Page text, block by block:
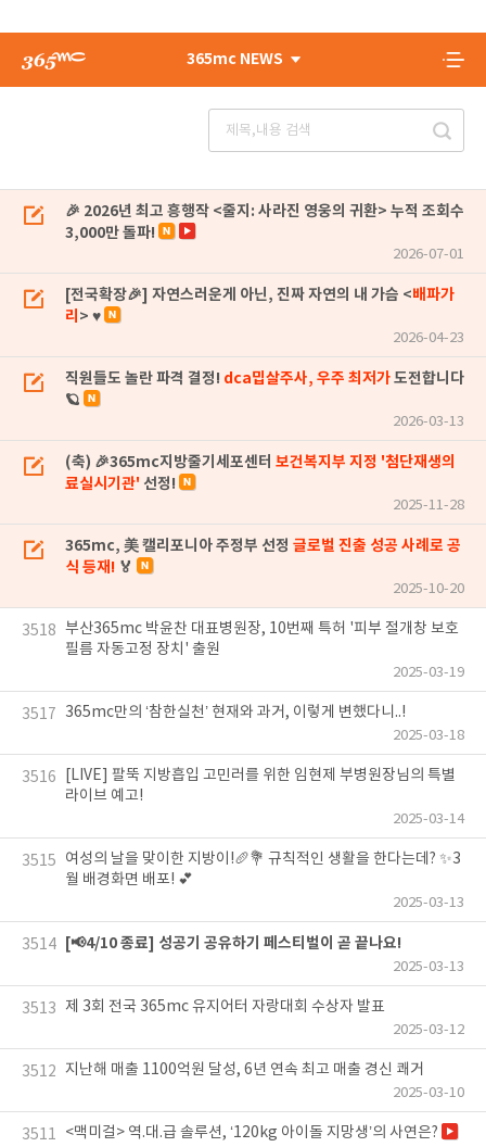
365mc NEWS
🎉 2026년 최고 흥행작 <줄지: 사라진 영웅의 귀환> 누적 조회수
3,000만 돌파!
2026-07-01
[전국확장🎉] 자연스러운게 아닌, 진짜 자연의 내 가슴 <배파가
리 > ♥
2026-04-23
직원들도 놀란 파격 결정! dca밉살주사, 우주 최저가도전합니다
🪐
2026-03-13
(축) 🎉365mc지방줄기세포센터 보건복지부 지정 '첨단재생의
료실시기관' 선정!
2025-11-28
365mc, 美 캘리포니아 주정부 선정 글로벌 진출 성공 사례로 공
식 등재! 🏅
2025-10-20
3518 부산365mc 박윤찬 대표병원장, 10번째 특허 '피부 절개창 보호
필름 자동고정 장치' 출원
2025-03-19
3517 365mc만의 ‘참한실천’ 현재와 과거, 이렇게 변했다니..!
2025-03-18
3516
[LIVE] 팔뚝 지방흡입 고민러를 위한 임현제 부병원장님의 특별
라이브 예고!
2025-03-14
3515
여성의 날을 맞이한 지방이!🥖💐 규칙적인 생활을 한다는데? ✨3
월 배경화면 배포! 💕
2025-03-13
3514 [📢4/10 종료] 성공기 공유하기 페스티벌이 곧 끝나요!
2025-03-13
3513 제 3회 전국 365mc 유지어터 자랑대회 수상자 발표
2025-03-12
3512 지난해 매출 1100억원 달성, 6년 연속 최고 매출 경신 쾌거
2025-03-10
3511 <맥미걸> 역.대.급 솔루션, ‘120kg 아이돌 지망생’의 사연은?